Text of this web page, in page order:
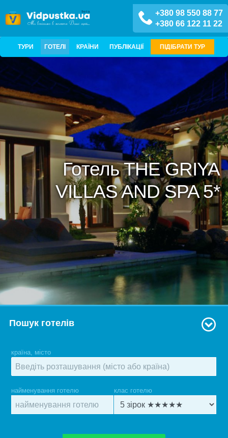
+380 98 550 88 77
+380 66 122 11 22
ТУРИ ГОТЕЛІ КРАЇНИ ПУБЛІКАЦІЇ ПІДІБРАТИ ТУР
Готель THE GRIYA
VILLAS AND SPA 5*
Пошук готелів
країна, місто
найменування готелю клас готелю